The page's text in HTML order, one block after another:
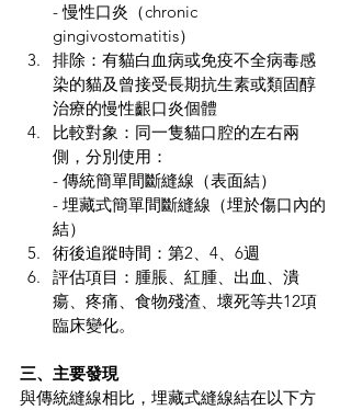
- 慢性口炎（chronic
gingivostomatitis）
排除：有貓白血病或免疫不全病毒感
染的貓及曾接受長期抗生素或類固醇
治療的慢性齦口炎個體
比較對象：同一隻貓口腔的左右兩
側，分別使用：
- 傳統簡單間斷縫線（表面結）
- 埋藏式簡單間斷縫線（埋於傷口內的
結）
術後追蹤時間：第2、4、6週
評估項目：腫脹、紅腫、出血、潰
瘍、疼痛、食物殘渣、壞死等共12項
臨床變化。
三、主要發現
與傳統縫線相比，埋藏式縫線結在以下方